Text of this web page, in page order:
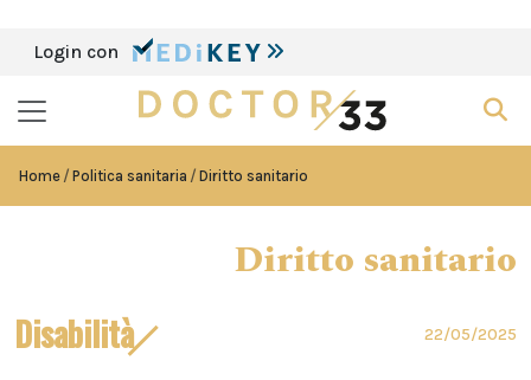
Login con
Home Politica sanitaria Diritto sanitario
Diritto sanitario
Disabilità 22/05/2025